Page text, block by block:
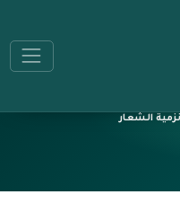
نزمية الشعار